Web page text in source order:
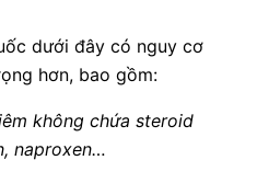
dưới đây có nguy cơ
hơn, bao gồm:
không chứa steroid
naproxen…